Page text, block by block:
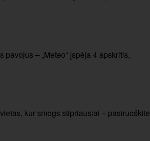
– „Meteo“ įspėja 4 apskritis,
kur smogs stipriausiai – pasiruoškite